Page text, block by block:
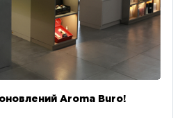
Aroma Buro! ⠀